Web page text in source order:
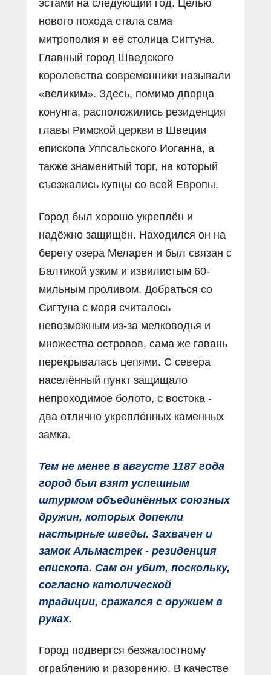
эстами на следующий год. Целью
нового похода стала сама
митрополия и её столица Сигтуна.
Главный город Шведского
королевства современники называли
«великим». Здесь, помимо дворца
конунга, расположились резиденция
главы Римской церкви в Швеции
епископа Уппсальского Иоганна, а
также знаменитый торг, на который
съезжались купцы со всей Европы.
Город был хорошо укреплён и
надёжно защищён. Находился он на
берегу озера Меларен и был связан с
Балтикой узким и извилистым 60-
мильным проливом. Добраться со
Сигтуна с моря считалось
невозможным из-за мелководья и
множества островов, сама же гавань
перекрывалась цепями. С севера
населённый пункт защищало
непроходимое болото, с востока -
два отлично укреплённых каменных
замка.
Тем не менее в августе 1187 года
город был взят успешным
штурмом объединённых союзных
дружин, которых допекли
настырные шведы. Захвачен и
замок Альмастрек - резиденция
епископа. Сам он убит, поскольку,
согласно католической
традиции, сражался с оружием в
руках.
Город подвергся безжалостному
ограблению и разорению. В качестве